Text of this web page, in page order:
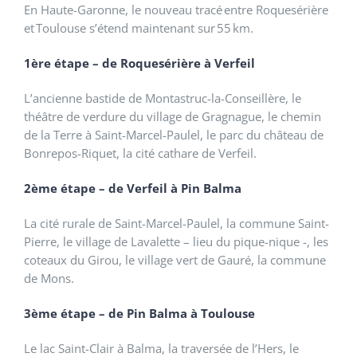
En Haute-Garonne, le nouveau tracéentre Roquesérière
et Toulouse s’étend maintenant sur 55 km.
1ère étape – de Roquesérière à Verfeil
L ’ancienne bastide de Montastruc-la-Conseillère, le
théâtre de verdure du village de Gragnague, le chemin
de la Terre à Saint-Marcel-Paulel, le parc du château de
Bonrepos-Riquet, la cité cathare de Verfeil.
2ème étape – de Verfeil à Pin Balma
La cité rurale de Saint-Marcel-Paulel, la commune Saint-
Pierre, le village de Lavalette – lieu du pique-nique -, les
coteaux du Girou, le village vert de Gauré, la commune
de Mons.
3ème étape – de Pin Balma à Toulouse
Le lac Saint-Clair à Balma, la traversée de l’Hers, le